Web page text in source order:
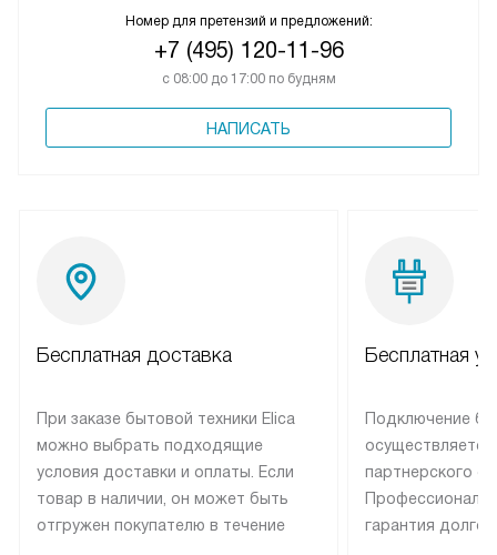
Номер для претензий и предложений:
+7 (495) 120-11-96
с 08:00 до 17:00 по будням
НАПИСАТЬ
Бесплатная доставка
При заказе бытовой техники Elica
можно выбрать подходящие
условия доставки и оплаты. Если
товар в наличии, он может быть
отгружен покупателю в течение
Бесплатная
Подключение
партнерского
гарантия